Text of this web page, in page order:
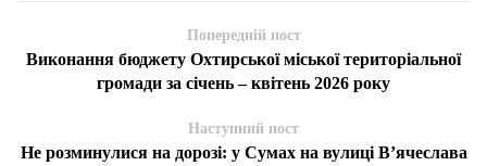
Попередній пост
Виконання бюджету Охтирської міської територіальної
громади за січень – квітень 2026 року
Наступний пост
Не розминулися на дорозі: у Сумах на вулиці В’ячеслава